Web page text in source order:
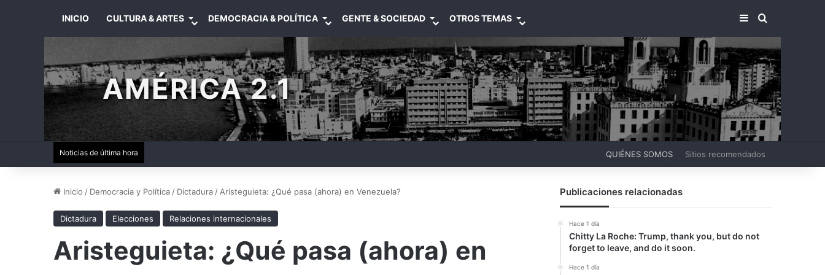
INICIO CULTURA & ARTES DEMOCRACIA & POLÍTICA GENTE & SOCIEDAD OTROS TEMAS BARRA LATERAL
BUSCAR
AMÉRICA 2.1
Noticias de última hora QUIÉNES SOMOS Sitios recomendados
Inicio / Democracia y Política / Dictadura / Aristeguieta: ¿Qué pasa (ahora) en Venezuela?
Dictadura Elecciones Relaciones internacionales
Aristeguieta: ¿Qué pasa (ahora) en
Publicaciones relacionadas
Hace 1 día
Chitty La Roche: Trump, thank you, but do not
forget to leave, and do it soon.
Hace 1 día